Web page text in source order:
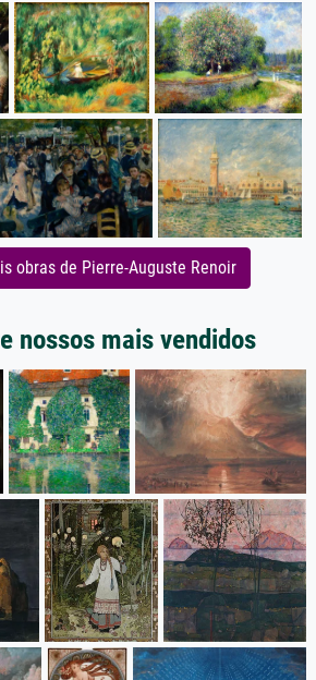
obras de Pierre-Auguste Renoir
nossos mais vendidos